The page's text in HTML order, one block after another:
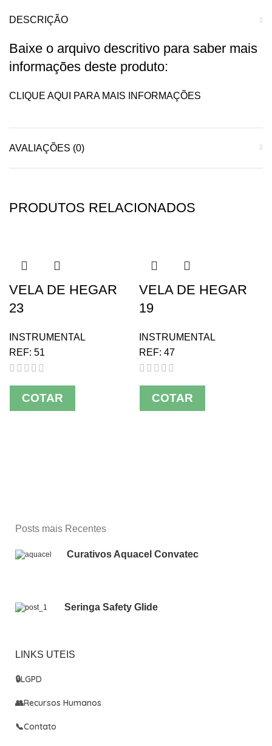
DESCRIÇÃO
Baixe o arquivo descritivo para saber mais
informações deste produto:
CLIQUE AQUI PARA MAIS INFORMAÇÕES
AVALIAÇÕES (0)
PRODUTOS RELACIONADOS
VELA DE HEGAR
23
INSTRUMENTAL
REF: 51
COTAR
VELA DE HEGAR
19
INSTRUMENTAL
REF: 47
COTAR
Posts mais Recentes
Curativos Aquacel Convatec
Seringa Safety Glide
LINKS UTEIS
🔒LGPD
👥Recursos Humanos
📞Contato